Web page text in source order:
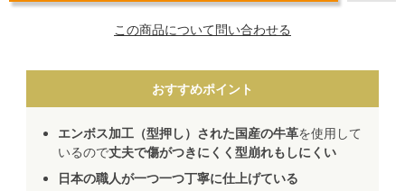
この商品について問い合わせる
おすすめポイント
エンボス加工（型押し）された国産の牛革を使用して
いるので丈夫で傷がつきにくく型崩れもしにくい
日本の職人が一つ一つ丁寧に仕上げている